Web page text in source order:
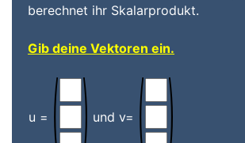
berechnet ihr Skalarprodukt.
Gib deine Vektoren ein.
u = und v=